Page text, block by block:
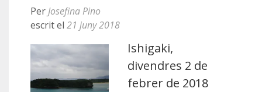
Per Josefina Pino
escrit el 21 juny 2018
Ishigaki,
divendres 2 de
febrer de 2018